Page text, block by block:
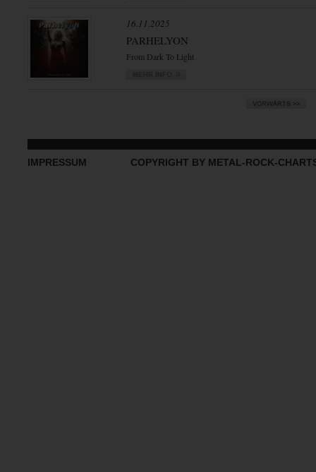
16.11.2025
PARHELYON
From Dark To Light
IMPRESSUM COPYRIGHT BY METAL-ROCK-